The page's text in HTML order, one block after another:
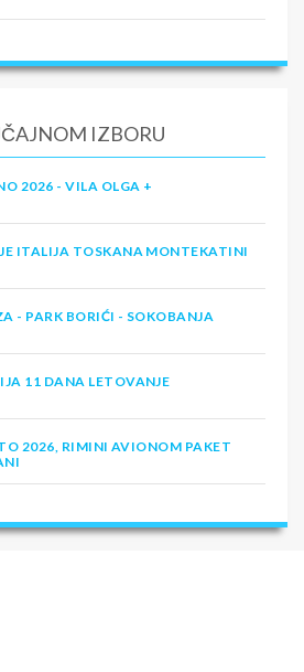
IZBORU
2026 - VILA OLGA +
ITALIJA TOSKANA MONTEKATINI
- PARK BORIĆI - SOKOBANJA
11 DANA LETOVANJE
2026, RIMINI AVIONOM PAKET